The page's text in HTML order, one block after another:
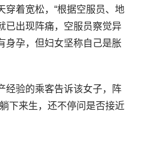
穿着宽松，“根据空服员、地
已出现阵痛，空服员察觉异
身孕，但妇女坚称自己是胀
经验的乘客告诉该女子，阵
下来生，还不停问是否接近